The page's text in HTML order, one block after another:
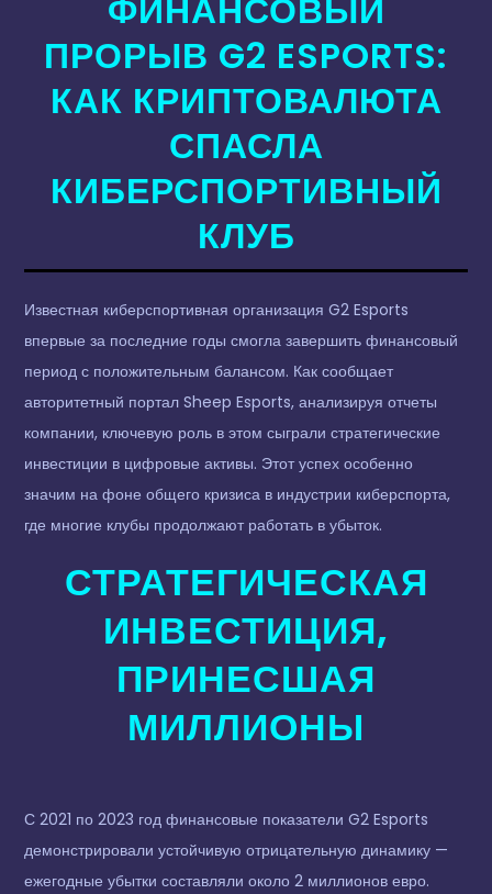
ФИНАНСОВЫЙ
ПРОРЫВ G2 ESPORTS:
КАК КРИПТОВАЛЮТА
СПАСЛА
КИБЕРСПОРТИВНЫЙ
КЛУБ
Известная киберспортивная организация G2 Esports
впервые за последние годы смогла завершить финансовый
период с положительным балансом. Как сообщает
авторитетный портал Sheep Esports, анализируя отчеты
компании, ключевую роль в этом сыграли стратегические
инвестиции в цифровые активы. Этот успех особенно
значим на фоне общего кризиса в индустрии киберспорта,
где многие клубы продолжают работать в убыток.
СТРАТЕГИЧЕСКАЯ
ИНВЕСТИЦИЯ,
ПРИНЕСШАЯ
МИЛЛИОНЫ
С 2021 по 2023 год финансовые показатели G2 Esports
демонстрировали устойчивую отрицательную динамику —
ежегодные убытки составляли около 2 миллионов евро.